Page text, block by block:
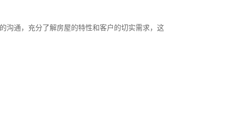
沟通，充分了解房屋的特性和客户的切实需求，这